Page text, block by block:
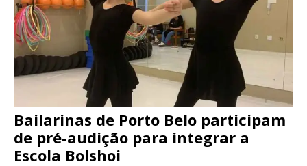
Bailarinas de Porto Belo participam
de pré-audição para integrar a
Escola Bolshoi